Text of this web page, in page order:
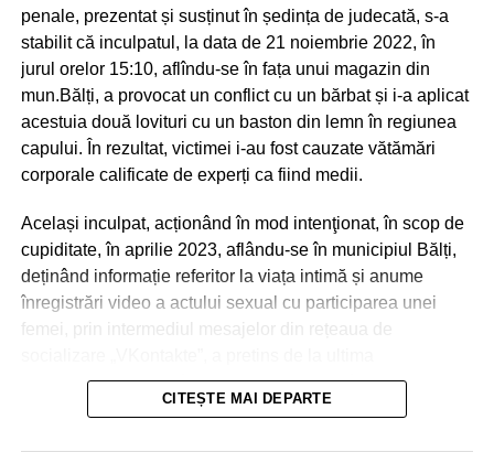
penale, prezentat și susținut în ședința de judecată, s-a
stabilit că inculpatul, la data de 21 noiembrie 2022, în
jurul orelor 15:10, aflîndu-se în fața unui magazin din
mun.Bălți, a provocat un conflict cu un bărbat și i-a aplicat
acestuia două lovituri cu un baston din lemn în regiunea
capului. În rezultat, victimei i-au fost cauzate vătămări
corporale calificate de experți ca fiind medii.
Același inculpat, acționând în mod intenţionat, în scop de
cupiditate, în aprilie 2023, aflându-se în municipiul Bălți,
deținând informație referitor la viața intimă și anume
înregistrări video a actului sexual cu participarea unei
femei, prin intermediul mesajelor din rețeaua de
transmiterea banilor în sumă de 600 euro, în caz contrar o
amenința cu răspândirea înregistrărilor video.
CITEȘTE MAI DEPARTE